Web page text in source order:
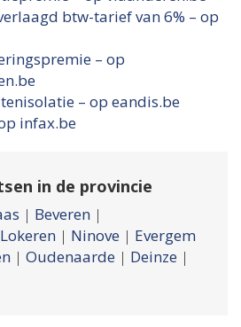
btw-tarief van 6% – op
– op
– op eandis.be
infax.be
in de provincie
| Beveren |
Lokeren | Ninove | Evergem
| Oudenaarde | Deinze |